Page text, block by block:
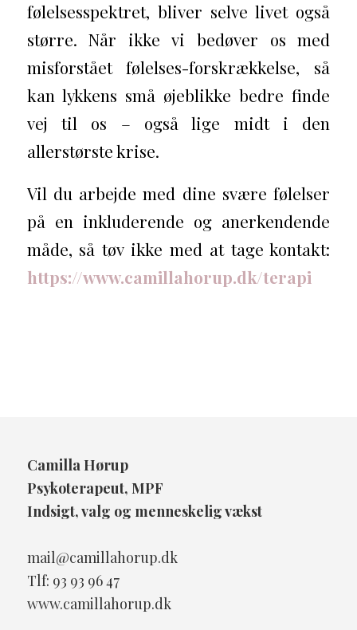
følelsesspektret, bliver selve livet også
større. Når ikke vi bedøver os med
misforstået følelses-forskrækkelse, så
kan lykkens små øjeblikke bedre finde
vej til os – også lige midt i den
allerstørste krise.
Vil du arbejde med dine svære følelser
på en inkluderende og anerkendende
måde, så tøv ikke med at tage kontakt:
https://www.camillahorup.dk/terapi
Camilla Hørup
Psykoterapeut, MPF
Indsigt, valg og menneskelig vækst
mail@camillahorup.dk
Tlf: 93 93 96 47
www.camillahorup.dk